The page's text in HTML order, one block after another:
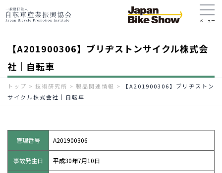
【A201900306】ブリヂストンサイクル株式会
社｜自転車
トップ > 技術研究所 > 製品関連情報 >
【A201900306】ブリヂストン
サイクル株式会社｜自転車
管理番号 A201900306
事故発生日 平成30年7月10日